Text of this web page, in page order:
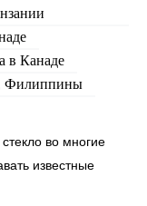
в Канаде
Филиппины
во многие
известные